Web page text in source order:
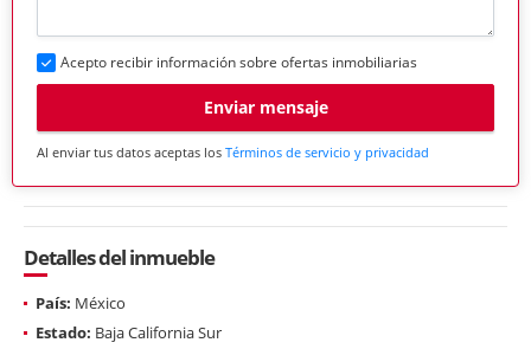
Acepto recibir información sobre ofertas inmobiliarias
Enviar mensaje
Al enviar tus datos aceptas los Términos de servicio y privacidad
Detalles del inmueble
País: México
Estado: Baja California Sur